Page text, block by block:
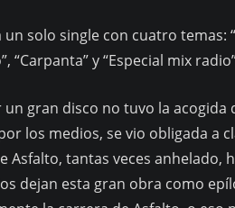
un solo single con cuatro temas:
“Carpanta” y “Especial mix
un gran disco no tuvo la
los medios, se vio obligada a
Asfalto, tantas veces anhelado,
dejan esta gran obra como